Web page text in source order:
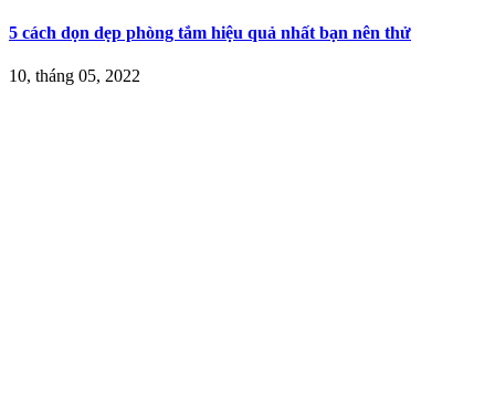
5 cách dọn dẹp phòng tắm hiệu quả nhất bạn nên thử
10, tháng 05, 2022